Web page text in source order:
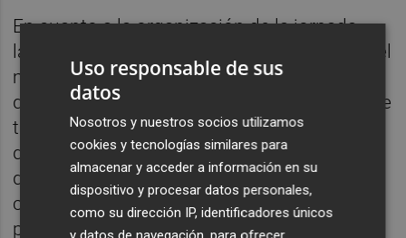
En cuanto a la organización de la jornada
laboral que se va a desarrollar este martes, el
ministro ha recordado en un comunicado
que quienes no puedan acudir a su centro de
trabajo por dificultades en los
desplazamientos (por las recomendaciones
de las autoridades o por la limitación de
cualquier tipo de transporte público o
privado) van a tener protegidos todos sus
Uso responsable de sus
datos
Nosotros y nuestros socios utilizamos
cookies y tecnologías similares para
almacenar y acceder a información en su
dispositivo y procesar datos personales,
como su dirección IP, identificadores únicos